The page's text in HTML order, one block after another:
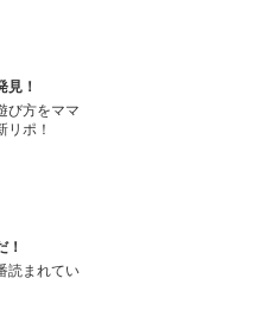
見！
び方をママ
リポ！
！
読まれてい